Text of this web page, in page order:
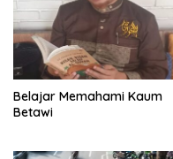
Belajar Memahami Kaum
Betawi